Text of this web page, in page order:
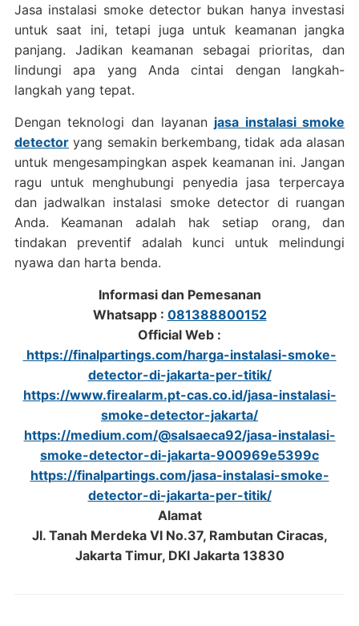
Jasa instalasi smoke detector bukan hanya investasi
untuk saat ini, tetapi juga untuk keamanan jangka
panjang. Jadikan keamanan sebagai prioritas, dan
lindungi apa yang Anda cintai dengan langkah-
langkah yang tepat.
Dengan teknologi dan layanan jasa instalasi smoke
detectoryang semakin berkembang, tidak ada alasan
untuk mengesampingkan aspek keamanan ini. Jangan
ragu untuk menghubungi penyedia jasa terpercaya
dan jadwalkan instalasi smoke detector di ruangan
Anda. Keamanan adalah hak setiap orang, dan
tindakan preventif adalah kunci untuk melindungi
nyawa dan harta benda.
Informasi dan Pemesanan
Whatsapp : 081388800152
Official Web :
https://finalpartings.com/harga-instalasi-smoke-
detector-di-jakarta-per-titik/
https://www.firealarm.pt-cas.co.id/jasa-instalasi-
smoke-detector-jakarta/
https://medium.com/@salsaeca92/jasa-instalasi-
smoke-detector-di-jakarta-900969e5399c
https://finalpartings.com/jasa-instalasi-smoke-
detector-di-jakarta-per-titik/
Alamat
Jl. Tanah Merdeka VI No.37, Rambutan Ciracas,
Jakarta Timur, DKI Jakarta 13830